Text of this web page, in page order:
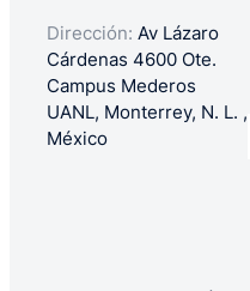
Dirección: Av Lázaro
Cárdenas 4600 Ote.
Campus Mederos
UANL, Monterrey, N. L. ,
México